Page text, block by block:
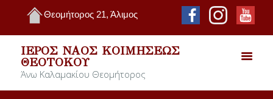
Θεομήτορος 21, Άλιμος
ΙΕΡΌΣ ΝΑΌΣ ΚΟΙΜΉΣΕΩΣ
ΘΕΟΤΌΚΟΥ
Άνω Καλαμακίου Θεομήτορος